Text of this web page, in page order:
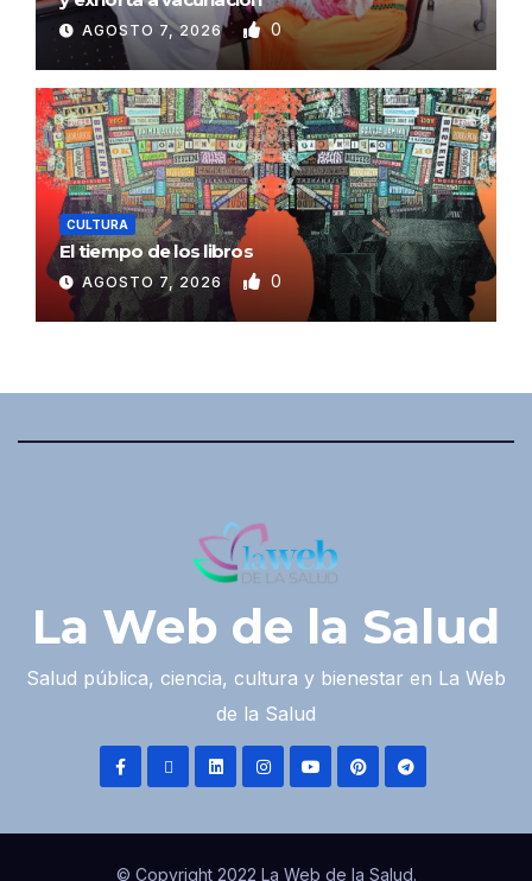
AGOSTO 7, 2026 0
CULTURA
El tiempo de los libros
AGOSTO 7, 2026 0
La Web de la Salud
Salud pública, ciencia, cultura y bienestar en La Web
de la Salud
© Copyright 2022 La Web de la Salud.